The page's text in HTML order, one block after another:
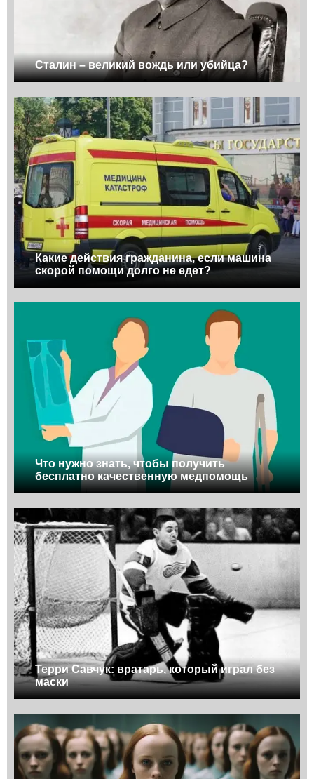
Сталин – великий вождь или убийца?
Какие действия гражданина, если машина
скорой помощи долго не едет?
Что нужно знать, чтобы получить
бесплатно качественную медпомощь
Терри Савчук: вратарь, который играл без
маски